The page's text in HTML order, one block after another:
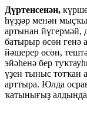
Дүртенсенән,
һүҙҙәр менән
артынан
батырыр өсөн генә
йәшерер өсөн,
эйәһенә бер
үҙен тыныс тотҡан
арттыра. Юлда
ҡатынығыҙ